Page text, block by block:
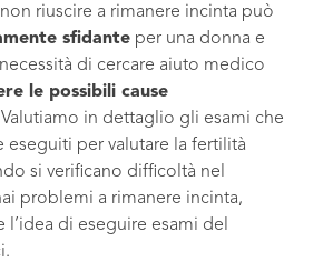
non riuscire a rimanere incinta può
sfidante per una donna e
di cercare aiuto medico
le possibili cause
Valutiamo in dettaglio gli esami che
eseguiti per valutare la fertilità
si verificano difficoltà nel
problemi a rimanere incinta,
l’idea di eseguire esami del